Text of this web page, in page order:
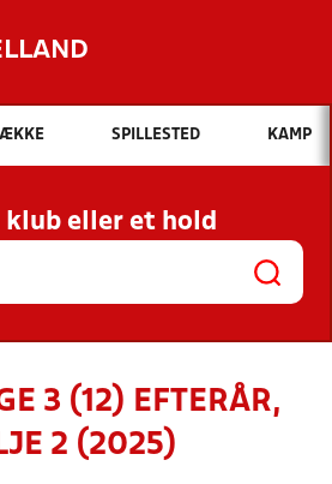
Hvad vil du søge efter?
INDHOLD OG NYHEDER
KLUBBER OG
HOLD
SPILLESTED KAMP
klub eller et hold
3 (12) EFTERÅR,
2 (2025)